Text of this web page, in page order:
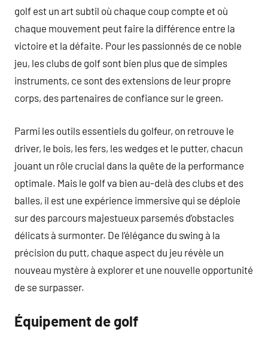
golf est un art subtil où chaque coup compte et où
chaque mouvement peut faire la différence entre la
victoire et la défaite. Pour les passionnés de ce noble
jeu, les clubs de golf sont bien plus que de simples
instruments, ce sont des extensions de leur propre
corps, des partenaires de confiance sur le green.
Parmi les outils essentiels du golfeur, on retrouve le
driver, le bois, les fers, les wedges et le putter, chacun
jouant un rôle crucial dans la quête de la performance
optimale. Mais le golf va bien au-delà des clubs et des
balles, il est une expérience immersive qui se déploie
sur des parcours majestueux parsemés d’obstacles
délicats à surmonter. De l’élégance du swing à la
précision du putt, chaque aspect du jeu révèle un
nouveau mystère à explorer et une nouvelle opportunité
de se surpasser.
Équipement de golf